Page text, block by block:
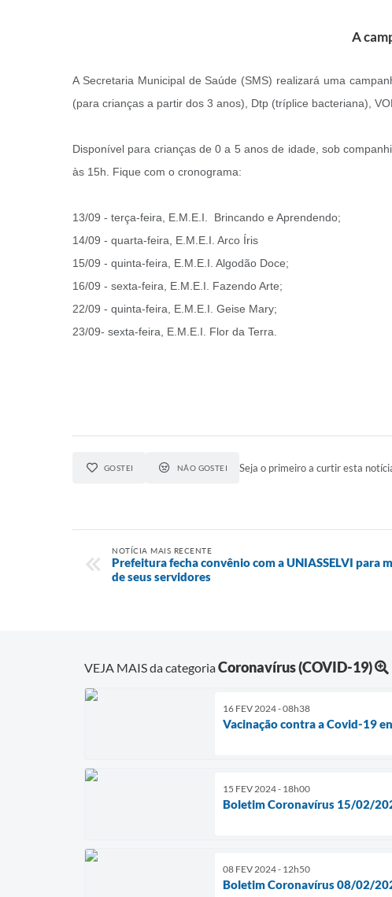
A
A Secretaria Municipal de Saúde (SMS) realizará uma
(para crianças a partir dos 3 anos), Dtp (tríplice bacteriana),
Disponível para crianças de 0 a 5 anos de idade, sob
às 15h. Fique com o cronograma:
13/09 - terça-feira, E.M.E.I. Brincando e Aprendendo;
14/09 - quarta-feira, E.M.E.I. Arco Íris
15/09 - quinta-feira, E.M.E.I. Algodão Doce;
16/09 - sexta-feira, E.M.E.I. Fazendo Arte;
22/09 - quinta-feira, E.M.E.I. Geise Mary;
23/09- sexta-feira, E.M.E.I. Flor da Terra.
GOSTEI NÃO GOSTEI Seja o primeiro a curtir esta
NOTÍCIA MAIS RECENTE
Prefeitura fecha convênio com a UNIASSELVI para
de seus servidores
VEJA MAIS da categoriaCoronavírus (COVID-19)
16 FEV 2024 - 08h38
Vacinação contra a Covid-19
15 FEV 2024 - 18h00
Boletim Coronavírus 15/02/
08 FEV 2024 - 12h50
Boletim Coronavírus 08/02/